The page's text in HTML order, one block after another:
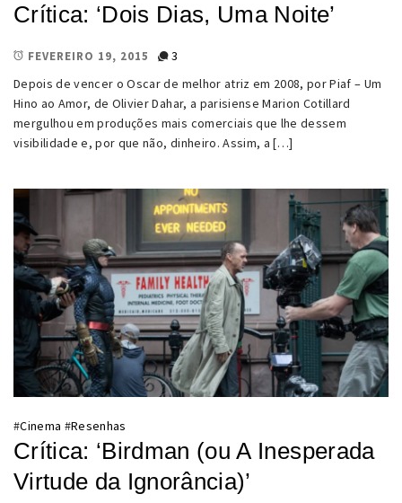
Crítica: ‘Dois Dias, Uma Noite’
FEVEREIRO 19, 2015
3
Depois de vencer o Oscar de melhor atriz em 2008, por Piaf – Um
Hino ao Amor, de Olivier Dahar, a parisiense Marion Cotillard
mergulhou em produções mais comerciais que lhe dessem
visibilidade e, por que não, dinheiro. Assim, a […]
#Cinema #Resenhas
Crítica: ‘Birdman (ou A Inesperada
Virtude da Ignorância)’